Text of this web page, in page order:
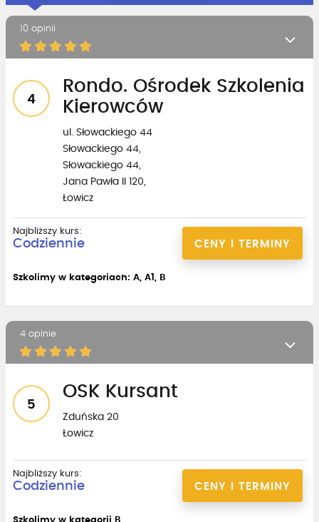
10 opinii
4
Rondo. Ośrodek Szkolenia
Kierowców
ul. Słowackiego 44
Słowackiego 44,
Słowackiego 44,
Jana Pawła II 120,
Łowicz
CENY I TERMINY
Najbliższy kurs:
Codziennie
Szkolimy w kategoriach: A, A1, B
4 opinie
5
OSK Kursant
Zduńska 20
Łowicz
CENY I TERMINY
Najbliższy kurs:
Codziennie